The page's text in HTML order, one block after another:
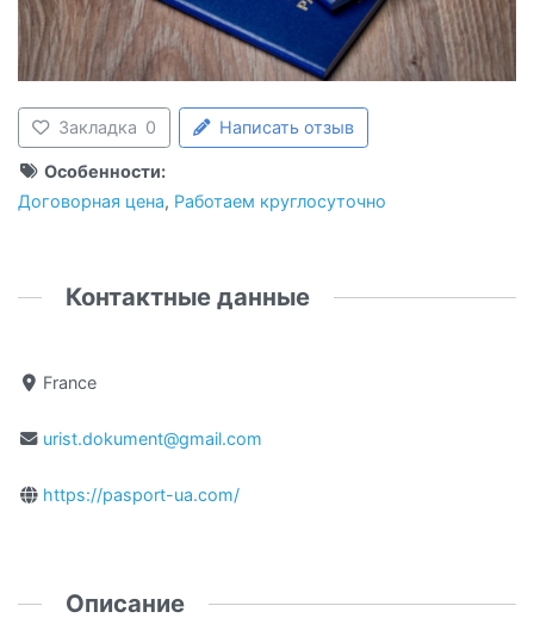
Закладка 0 Написать отзыв
Особенности:
Договорная цена, Работаем круглосуточно
Контактные данные
France
urist.dokument@gmail.com
https://pasport-ua.com/
Описание